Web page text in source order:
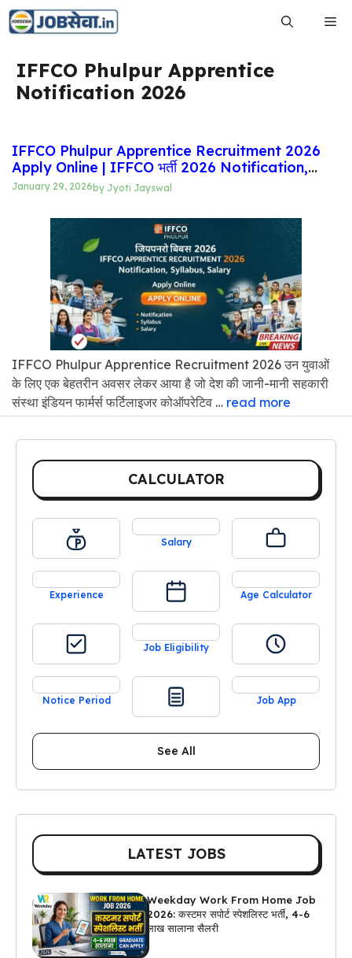
Skip
IFFCO Phulpur Apprentice
Notification 2026
IFFCO Phulpur Apprentice Recruitment 2026
Apply Online | IFFCO भर्ती 2026 Notification,
Syllabus, Salary
January 29, 2026 by Jyoti Jayswal
IFFCO Phulpur Apprentice Recruitment 2026 उन युवाओं
के लिए एक बेहतरीन अवसर लेकर आया है जो देश की जानी-मानी सहकारी
संस्था इंडियन फार्मर्स फर्टिलाइजर कोऑपरेटिव … read more
CALCULATOR
Salary
Experience Age Calculator
Job Eligibility
Notice Period Job App
See All
LATEST JOBS
Weekday Work From Home Job
2026: कस्टमर सपोर्ट स्पेशलिस्ट भर्ती, 4-6
लाख सालाना सैलरी